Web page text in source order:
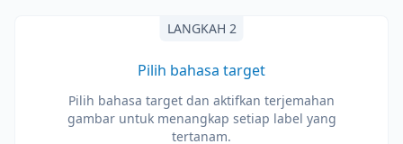
LANGKAH 2
Pilih bahasa target
Pilih bahasa target dan aktifkan terjemahan
gambar untuk menangkap setiap label yang
tertanam.